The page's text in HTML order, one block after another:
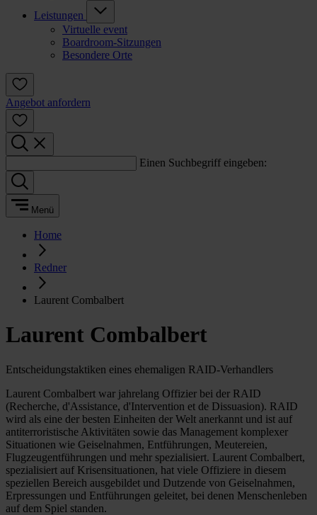
Leistungen
Virtuelle event
Boardroom-Sitzungen
Besondere Orte
Angebot anfordern
Einen Suchbegriff eingeben:
Menü
Home
Redner
Laurent Combalbert
Laurent Combalbert
Entscheidungstaktiken eines ehemaligen RAID-Verhandlers
Laurent Combalbert war jahrelang Offizier bei der RAID
(Recherche, d'Assistance, d'Intervention et de Dissuasion). RAID
wird als eine der besten Einheiten der Welt anerkannt und ist auf
antiterroristische Aktivitäten sowie das Management komplexer
Situationen wie Geiselnahmen, Entführungen, Meutereien,
Flugzeugentführungen und mehr spezialisiert. Laurent Combalbert,
spezialisiert auf Krisensituationen, hat viele Offiziere in diesem
speziellen Bereich ausgebildet und Dutzende von Geiselnahmen,
Erpressungen und Entführungen geleitet, bei denen Menschenleben
auf dem Spiel standen.